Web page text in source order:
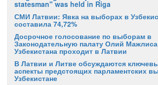
statesman" was held in Riga
СМИ Латвии: Явка на выборах в
составила 74,72%
Досрочное голосование по выборам в
Законодательную палату Олий Мажлиса
Узбекистана проходит в Латвии
В Латвии и Литве обсуждаются
аспекты предстоящих парламентских
Узбекистане